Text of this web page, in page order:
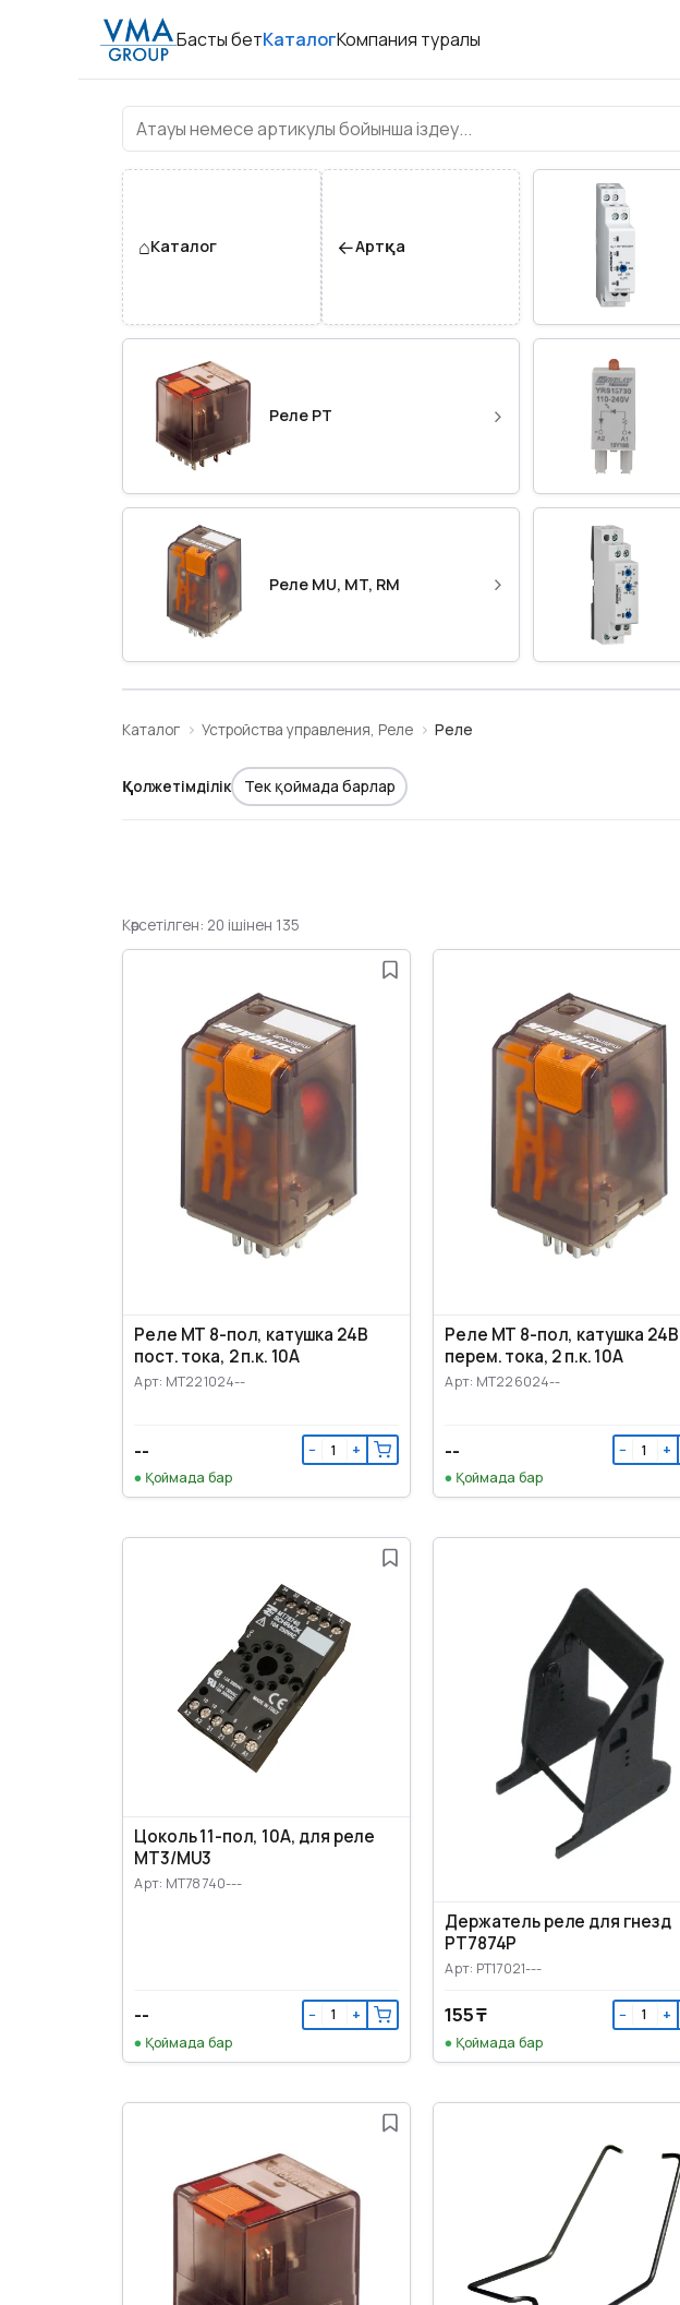
Басты бетКаталогКомпания туралы
Реле
⌂Каталог ←Артқа
Реле PT ›
Реле MU, MT, RM ›
Каталог Устройства управления, Реле Реле
Қолжетімділік Тек қоймада барлар
Көрсетілген: 20 ішінен 135
Реле MT 8-пол, катушка 24В
пост. тока, 2 п.к. 10А
Арт: MT221024--
-- − +
Қоймада бар
Реле MT 8-пол, катушка 24В
перем. тока, 2 п.к. 10А
Арт: MT226024--
-- − +
Қоймада бар
Цоколь 11-пол, 10А, для реле
MT3/MU3
Арт: MT78740---
-- − +
Қоймада бар
Держатель реле для гнезд
PT7874P
Арт: PT17021---
155 ₸ − +
Қоймада бар